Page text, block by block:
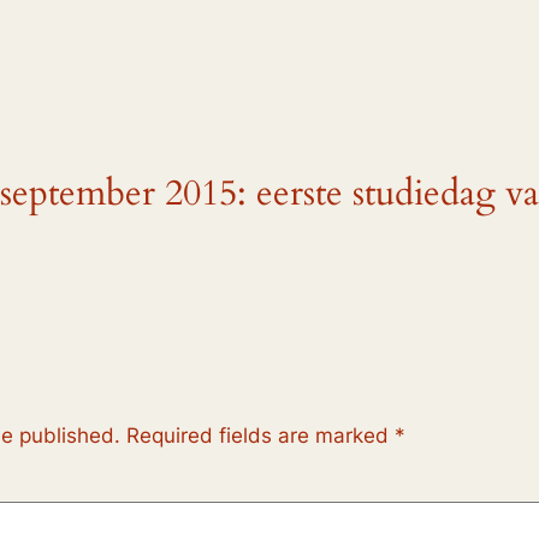
2015: eerste studiedag
published. Required fields are marked *